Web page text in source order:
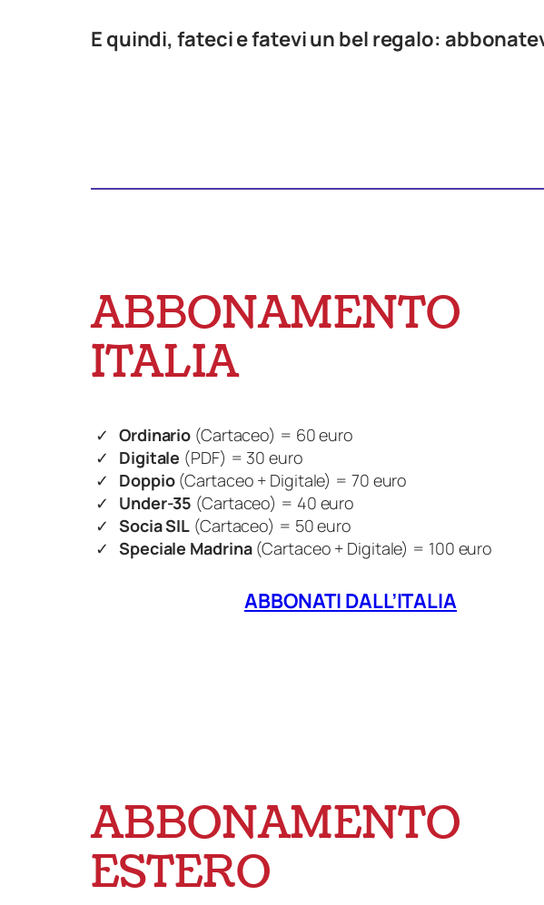
E quindi, fateci e fatevi un bel regalo:
ABBONAMENTO
ITALIA
Ordinario (Cartaceo) = 60 euro
Digitale (PDF) = 30 euro
Doppio(Cartaceo + Digitale) = 70 euro
Under-35 (Cartaceo) = 40 euro
Socia SIL (Cartaceo) = 50 euro
Speciale Madrina (Cartaceo + Digitale) = 100 euro
ABBONATI DALL’ITALIA
ABBONAMENTO
ESTERO